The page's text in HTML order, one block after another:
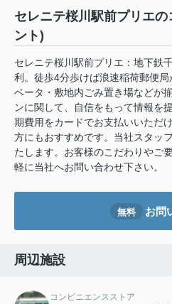
セレニテ桜川駅前プリエ
ント)
セレニテ桜川駅前プリエ：地下鉄
利。徒歩4分歩けば浪速稲荷郵便
ベータ・敷地内ごみ置き場などが
ンに関して、自信をもって情報を
期費用をカードでお支払いいただ
方にもおすすめです。当社スタッ
たします。お客様のこだわりやご
軽に当社へお問い合わせ下さい。
無料 お問
周辺施設
コンビニエンスストア